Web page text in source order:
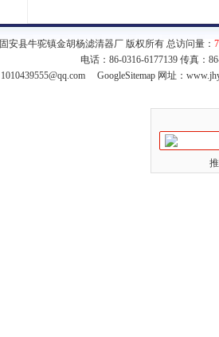
固安县牛驼镇金胡杨滤清器厂 版权所有 总访问量：
电话：86-0316-6177139 传真：
1010439555@qq.com GoogleSitemap网址：